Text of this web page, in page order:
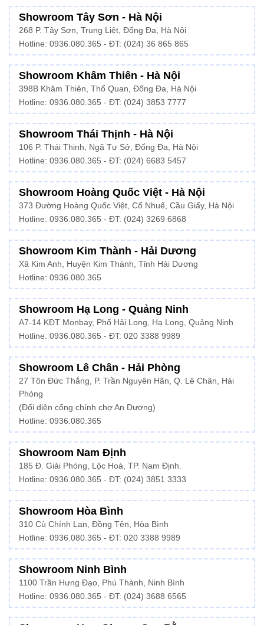
Showroom Tây Sơn - Hà Nội
268 P. Tây Sơn, Trung Liệt, Đống Đa, Hà Nội
Hotline: 0936.080.365 - ĐT: (024) 36 865 865
Showroom Khâm Thiên - Hà Nội
398B Khâm Thiên, Thổ Quan, Đống Đa, Hà Nội
Hotline: 0936.080.365 - ĐT: (024) 3853 7777
Showroom Thái Thịnh - Hà Nội
106 P. Thái Thịnh, Ngã Tư Sở, Đống Đa, Hà Nội
Hotline: 0936.080.365 - ĐT: (024) 6683 5457
Showroom Hoàng Quốc Việt - Hà Nội
373 Đường Hoàng Quốc Việt, Cổ Nhuế, Cầu Giấy, Hà Nội
Hotline: 0936.080.365 - ĐT: (024) 3269 6868
Showroom Kim Thành - Hải Dương
Xã Kim Anh, Huyện Kim Thành, Tỉnh Hải Dương
Hotline: 0936.080.365
Showroom Hạ Long - Quảng Ninh
A7-14 KĐT Monbay, Phố Hải Long, Hạ Long, Quảng Ninh
Hotline: 0936.080.365 - ĐT: 020 3388 9989
Showroom Lê Chân - Hải Phòng
27 Tôn Đức Thắng, P. Trần Nguyên Hãn, Q. Lê Chân, Hải
Phòng
(Đối diện cổng chính chợ An Dương)
Hotline: 0936.080.365
Showroom Nam Định
185 Đ. Giải Phóng, Lộc Hoà, TP. Nam Định.
Hotline: 0936.080.365 - ĐT: (024) 3851 3333
Showroom Hòa Bình
310 Cù Chính Lan, Đồng Tên, Hòa Bình
Hotline: 0936.080.365 - ĐT: 020 3388 9989
Showroom Ninh Bình
1100 Trần Hưng Đạo, Phú Thành, Ninh Bình
Hotline: 0936.080.365 - ĐT: (024) 3688 6565